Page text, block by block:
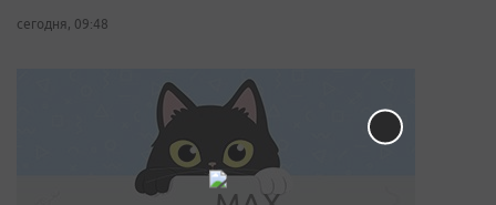
сегодня, 09:48